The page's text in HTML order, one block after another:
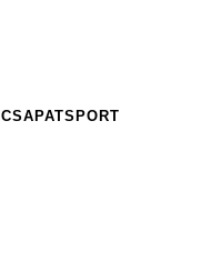
CSAPATSPORT